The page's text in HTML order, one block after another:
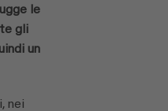
le
gli
un
nei